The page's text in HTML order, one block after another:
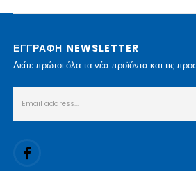
ΕΓΓΡΑΦΗ NEWSLETTER
Δείτε πρώτοι όλα τα νέα προϊόντα και τις